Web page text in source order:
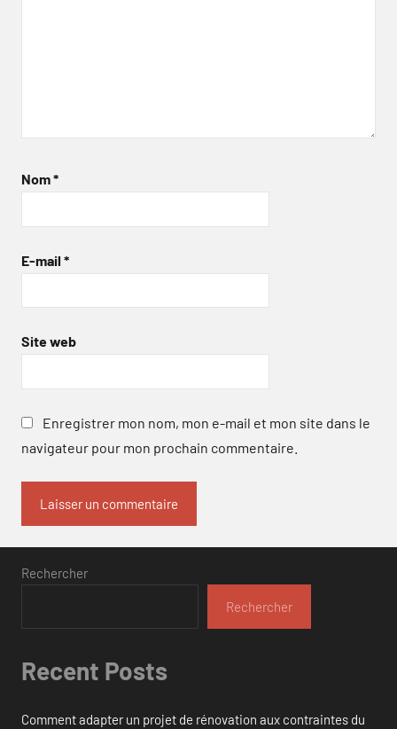
Nom*
E-mail *
Site web
Enregistrer mon nom, mon e-mail et mon site dans le
navigateur pour mon prochain commentaire.
Rechercher
Rechercher
Recent Posts
Comment adapter un projet de rénovation aux contraintes du